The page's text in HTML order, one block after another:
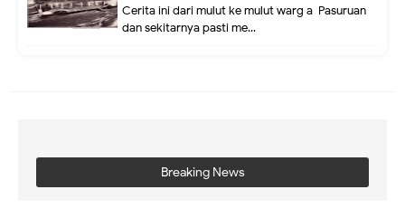
Cerita ini dari mulut ke mulut warg a Pasuruan
dan sekitarnya pasti me...
Breaking News